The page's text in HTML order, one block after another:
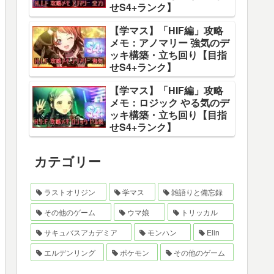
せS4+ランク】
【学マス】「HIF編」攻略
メモ：アノマリー 強気のデ
ッキ構築・立ち回り【目指
せS4+ランク】
【学マス】「HIF編」攻略
メモ：ロジック やる気のデ
ッキ構築・立ち回り【目指
せS4+ランク】
カテゴリー
ラストオリジン 学マス
雑語りと備忘録
その他のゲーム
ウマ娘
トリッカル
サキュバスアカデミア
モンハン
Elin
エルデンリング
ポケモン その他のゲーム